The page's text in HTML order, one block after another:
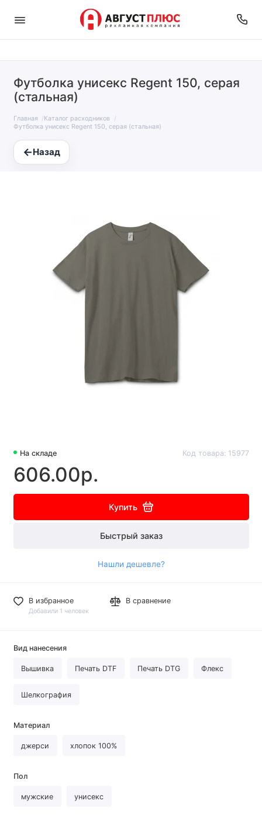
Футболка унисекс Regent 150, серая
(стальная)
Главная
Каталог расходников
Футболка унисекс Regent 150, серая (стальная)
←Назад
На складе Код товара: 15977
606.00р.
Купить
Быстрый заказ
Нашли дешевле?
В избранное
Добавили 1 человек
В сравнение
Вид нанесения
Вышивка Печать DTF Печать DTG Флекс
Шелкография
Материал
джерси хлопок 100%
Пол
мужские унисекс